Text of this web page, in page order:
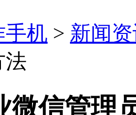
手机 > 新闻
法
微信管理